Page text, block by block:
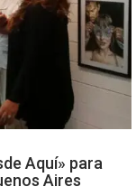
Aquí» para
Aires